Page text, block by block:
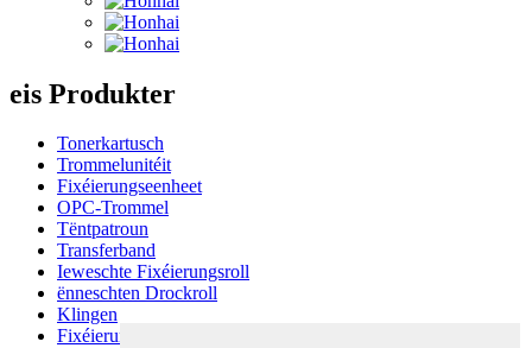
eis Produkter
Tonerkartusch
Trommelunitéit
Fixéierungseenheet
OPC-Trommel
Tëntpatroun
Transferband
Ieweschte Fixéierungsroll
ënneschten Drockroll
Klingen
Fixéierungsfoliehülle